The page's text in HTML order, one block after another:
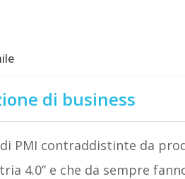
di business
PMI contraddistinte da
4.0” e che da sempre